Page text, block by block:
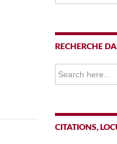
RECHERCHE
Search
for:
CITATIONS,